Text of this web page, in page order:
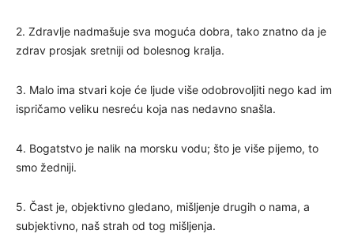
2. Zdravlje nadmašuje sva moguća dobra, tako znatno da je
zdrav prosjak sretniji od bolesnog kralja.
3. Malo ima stvari koje će ljude više odobrovoljiti nego kad im
ispričamo veliku nesreću koja nas nedavno snašla.
4. Bogatstvo je nalik na morsku vodu; što je više pijemo, to
smo žedniji.
5. Čast je, objektivno gledano, mišljenje drugih o nama, a
subjektivno, naš strah od tog mišljenja.